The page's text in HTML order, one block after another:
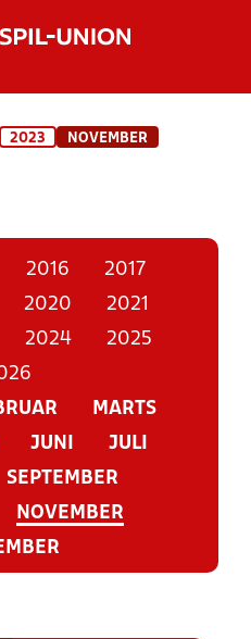
KLUBBER OG
2023 NOVEMBER
2016
2017
2020
2021
2024
2025
MARTS
JUNI
JULI
SEPTEMBER
NOVEMBER